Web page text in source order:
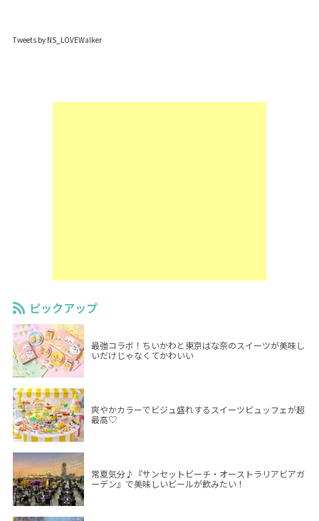
Tweets by NS_LOVEWalker
ピックアップ
最強コラボ！ちいかわと東京ばな奈のスイーツが美味し
いだけじゃなくてかわいい
爽やかカラーでビジュ盛れするスイーツビュッフェが超
最高♡
常夏気分♪『サンセットビーチ・オーストラリアビアガ
ーデン』で美味しいビールが飲みたい！